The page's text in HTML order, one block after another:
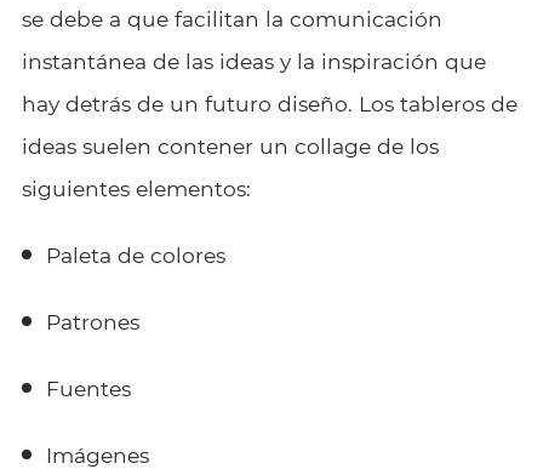
se debe a que facilitan la comunicación
instantánea de las ideas y la inspiración que
hay detrás de un futuro diseño. Los tableros de
ideas suelen contener un collage de los
siguientes elementos:
Paleta de colores
Patrones
Fuentes
Imágenes